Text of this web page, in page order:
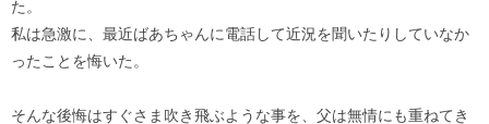
た。
私は急激に、最近ばあちゃんに電話して近況を聞いたりしていなか
ったことを悔いた。
そんな後悔はすぐさま吹き飛ぶような事を、父は無情にも重ねてき